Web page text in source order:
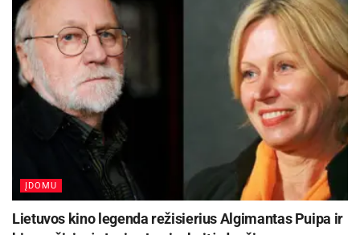
ĮDOMU
Lietuvos kino legenda režisierius Algimantas Puipa ir